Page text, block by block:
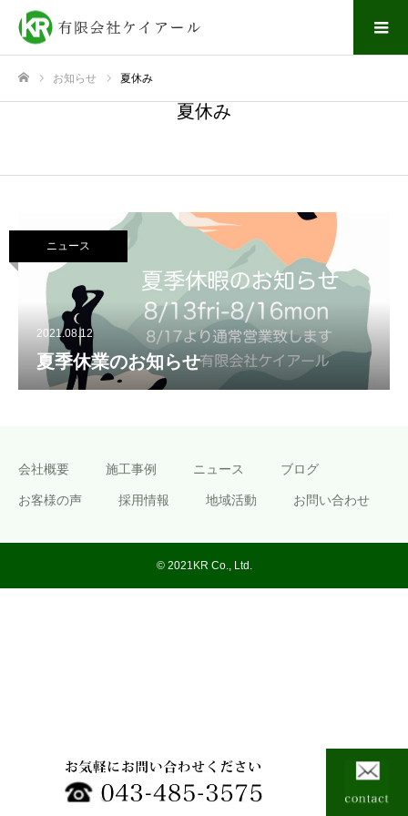
お知らせ 夏休み
夏休み
ニュース
2021.08.12
夏季休業のお知らせ
会社概要 施工事例 ニュース ブログ
お客様の声 採用情報 地域活動 お問い合わせ
© 2021KR Co., Ltd.